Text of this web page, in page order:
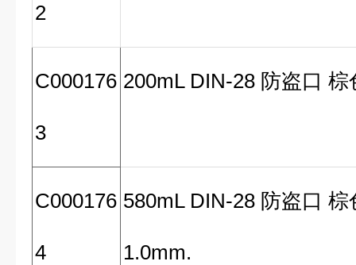
2
C000176
3
200mL DIN-28 防盗口
C000176
4
580mL DIN-28 防盗口
1.0mm.